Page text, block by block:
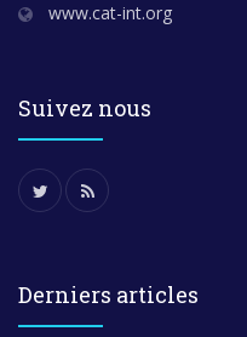
www.cat-int.org
Suivez nous
Derniers articles